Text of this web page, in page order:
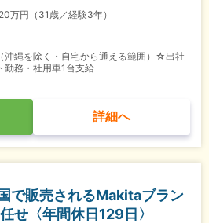
万円（31歳／経験3年）
沖縄を除く・自宅から通える範囲）☆出社
勤務・社用車1台支給
詳細へ
で販売されるMakitaブラン
せ〈年間休日129日〉